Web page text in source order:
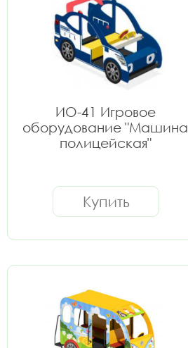
ИО-41 Игровое
оборудование "Машина
полицейская"
Купить